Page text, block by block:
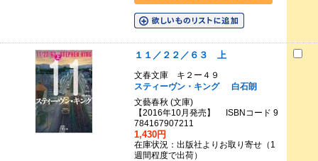
１１／２２／６３ 上
文春文庫 キ２ー４９
スティーヴン・キング
白石朗
文藝春秋 (文庫)
【2016年10月発売】 ISBNコード 9
784167907211
1,430円
在庫状況：出版社よりお取り寄せ（1
週間程度で出荷）